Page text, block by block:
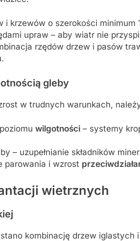
i krzewów o szerokości minimum
upraw – aby wiatr nie
rzędów drzew i pasów
gleby
w trudnych warunkach,
wilgotności– systemy
– uzupełnianie składników
parowania i wzrost
wietrznych
kombinację drzew